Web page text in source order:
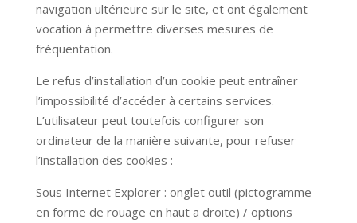
navigation ultérieure sur le site, et ont également
vocation à permettre diverses mesures de
fréquentation.
Le refus d’installation d’un cookie peut entraîner
l’impossibilité d’accéder à certains services.
L’utilisateur peut toutefois configurer son
ordinateur de la manière suivante, pour refuser
l’installation des cookies :
Sous Internet Explorer : onglet outil (pictogramme
en forme de rouage en haut a droite) / options